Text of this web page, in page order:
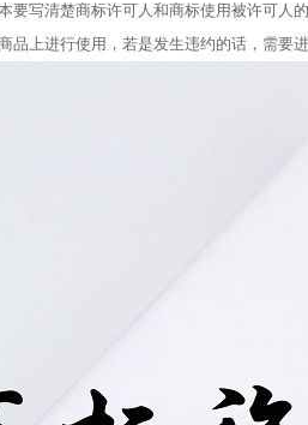
要写清楚商标许可人和商标使用被许可人
品上进行使用，若是发生违约的话，需要进